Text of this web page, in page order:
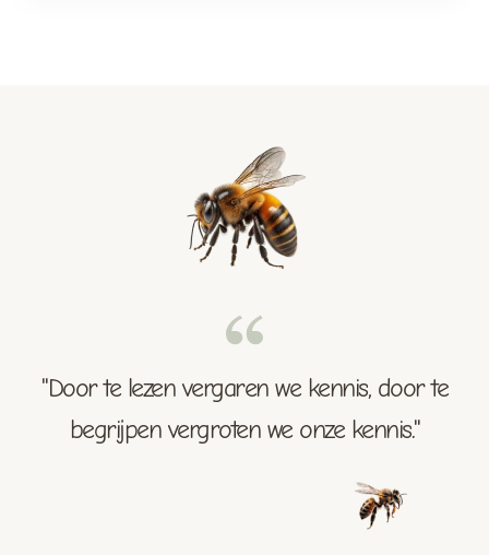
"Door te lezen vergaren we kennis, door te
begrijpen vergroten we onze kennis."